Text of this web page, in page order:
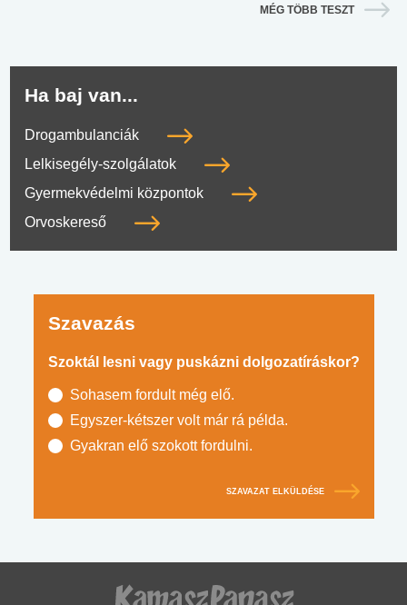
MÉG TÖBB TESZT
Ha baj van...
Drogambulanciák
Lelkisegély-szolgálatok
Gyermekvédelmi központok
Orvoskereső
Szavazás
Szoktál lesni vagy puskázni dolgozatíráskor?
Sohasem fordult még elő.
Egyszer-kétszer volt már rá példa.
Gyakran elő szokott fordulni.
SZAVAZAT ELKÜLDÉSE